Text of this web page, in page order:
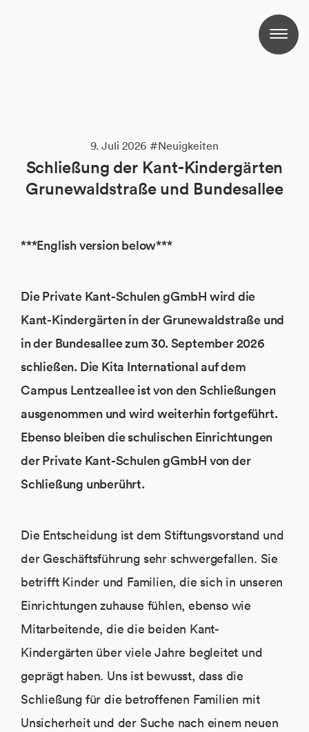
9. Juli 2026 Neuigkeiten
Schließung der Kant-Kindergärten
Grunewaldstraße und Bundesallee
***English version below***
Die Private Kant-Schulen gGmbH wird die
Kant-Kindergärten in der Grunewaldstraße und
in der Bundesallee zum 30. September 2026
schließen. Die Kita International auf dem
Campus Lentzeallee ist von den Schließungen
ausgenommen und wird weiterhin fortgeführt.
Ebenso bleiben die schulischen Einrichtungen
der Private Kant-Schulen gGmbH von der
Schließung unberührt.
Die Entscheidung ist dem Stiftungsvorstand und
der Geschäftsführung sehr schwergefallen. Sie
betrifft Kinder und Familien, die sich in unseren
Einrichtungen zuhause fühlen, ebenso wie
Mitarbeitende, die die beiden Kant-
Kindergärten über viele Jahre begleitet und
geprägt haben. Uns ist bewusst, dass die
Schließung für die betroffenen Familien mit
Unsicherheit und der Suche nach einem neuen